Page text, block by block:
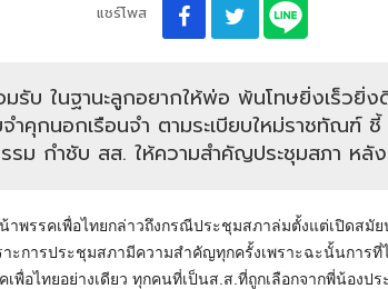
แชร์โพส
รับ ในฐานะลูกอยากให้พ่อ พ้นโทษยิ่งเร็วยิ่ง
ำคุกนอกเรือนจำ ตามระเบียบใหม่ราชทัณฑ์ ชี้
รม กำชับ สส. ให้ความสำคัญประชุมสภา ห
พรรคเพื่อไทยกล่าวถึงกรณีประชุมสภาล่มตั้งแต่เปิดสมั
ะการประชุมสภามีความสำคัญทุกครั้งเพราะฉะนั้นการ
พื่อไทยอย่างเดียว ทุกคนที่เป็นส.ส.ที่ถูกเลือกจากพี่น้องป